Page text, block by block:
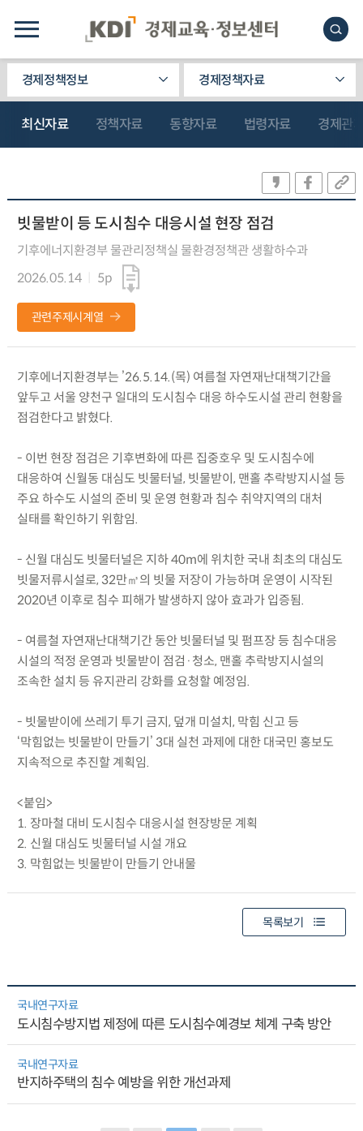
경제정책정보 경제정책자료
최신자료 정책자료 동향자료 법령자료 경제관
빗물받이 등 도시침수 대응시설 현장 점검
기후에너지환경부 물관리정책실 물환경정책관 생활하수과
2026.05.14
5p
관련주제시계열
기후에너지환경부는 ’26.5.14.(목) 여름철 자연재난대책기간을
앞두고 서울 양천구 일대의 도시침수 대응 하수도시설 관리 현황을
점검한다고 밝혔다.
- 이번 현장 점검은 기후변화에 따른 집중호우 및 도시침수에
대응하여 신월동 대심도 빗물터널, 빗물받이, 맨홀 추락방지시설 등
주요 하수도 시설의 준비 및 운영 현황과 침수 취약지역의 대처
실태를 확인하기 위함임.
- 신월 대심도 빗물터널은 지하 40m에 위치한 국내 최초의 대심도
빗물저류시설로, 32만㎥의 빗물 저장이 가능하며 운영이 시작된
2020년 이후로 침수 피해가 발생하지 않아 효과가 입증됨.
- 여름철 자연재난대책기간 동안 빗물터널 및 펌프장 등 침수대응
시설의 적정 운영과 빗물받이 점검·청소, 맨홀 추락방지시설의
조속한 설치 등 유지관리 강화를 요청할 예정임.
- 빗물받이에 쓰레기 투기 금지, 덮개 미설치, 막힘 신고 등
‘막힘없는 빗물받이 만들기’ 3대 실천 과제에 대한 대국민 홍보도
지속적으로 추진할 계획임.
<붙임>
1. 장마철 대비 도시침수 대응시설 현장방문 계획
2. 신월 대심도 빗물터널 시설 개요
3. 막힘없는 빗물받이 만들기 안내물
목록보기
국내연구자료
도시침수방지법 제정에 따른 도시침수예경보 체계 구축 방안
국내연구자료
반지하주택의 침수 예방을 위한 개선과제